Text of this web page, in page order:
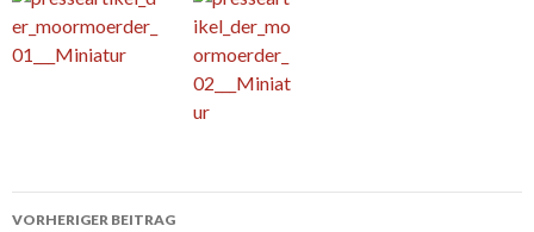
Beitrags-
VORHERIGER BEITRAG